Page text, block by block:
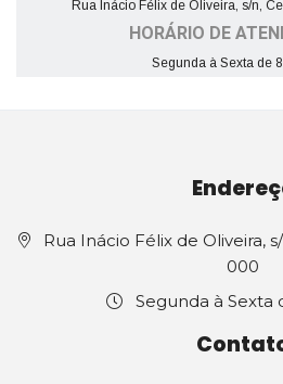
Rua Inácio Félix de Oliveira, s/n,
HORÁRIO DE
Segunda à Sexta de
Rua Inácio Félix de Oliveira,
000
Segunda à Sexta